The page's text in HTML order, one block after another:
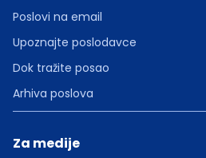
Poslovi na email
Upoznajte poslodavce
Dok tražite posao
Arhiva poslova
Za medije